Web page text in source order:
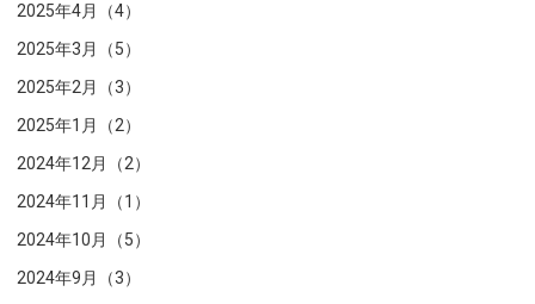
2025年4月（4）
2025年3月（5）
2025年2月（3）
2025年1月（2）
2024年12月（2）
2024年11月（1）
2024年10月（5）
2024年9月（3）